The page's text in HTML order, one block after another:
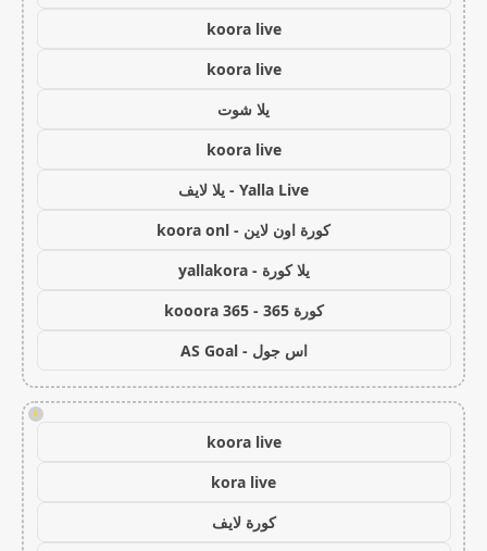
koora live
koora live
يلا شوت
koora live
Yalla Live - يلا لايف
كورة اون لاين - koora onl
يلا كورة - yallakora
كورة 365 - kooora 365
اس جول - AS Goal
!
koora live
kora live
كورة لايف